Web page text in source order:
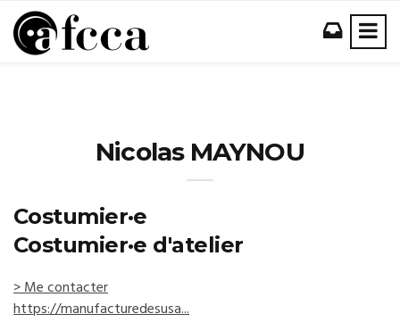
Nicolas MAYNOU
Costumier·e
Costumier·e d'atelier
> Me contacter
https://manufacturedesusa...